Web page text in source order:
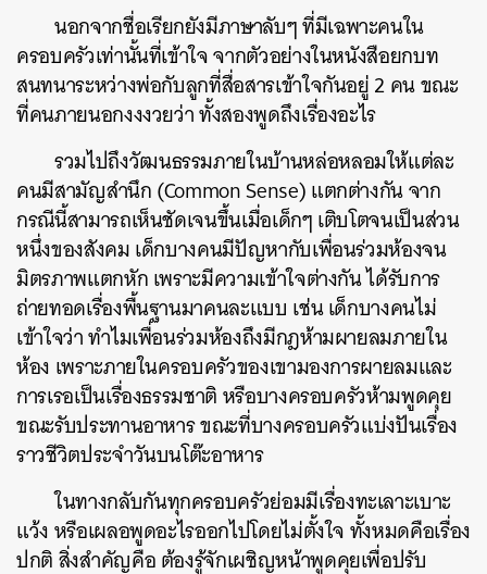
นอกจากชื่อเรียกยังมีภาษาลับๆ ที่มีเฉพาะคนใน
ครอบครัวเท่านั้นที่เข้าใจ จากตัวอย่างในหนังสือยกบท
สนทนาระหว่างพ่อกับลูกที่สื่อสารเข้าใจกันอยู่ 2 คน ขณะ
ที่คนภายนอกงงงวยว่า ทั้งสองพูดถึงเรื่องอะไร
รวมไปถึงวัฒนธรรมภายในบ้านหล่อหลอมให้แต่ละ
คนมีสามัญสำนึก (Common Sense) แตกต่างกัน จาก
กรณีนี้สามารถเห็นชัดเจนขึ้นเมื่อเด็กๆ เติบโตจนเป็นส่วน
หนึ่งของสังคม เด็กบางคนมีปัญหากับเพื่อนร่วมห้องจน
มิตรภาพแตกหัก เพราะมีความเข้าใจต่างกัน ได้รับการ
ถ่ายทอดเรื่องพื้นฐานมาคนละแบบ เช่น เด็กบางคนไม่
เข้าใจว่า ทำไมเพื่อนร่วมห้องถึงมีกฎห้ามผายลมภายใน
ห้อง เพราะภายในครอบครัวของเขามองการผายลมและ
การเรอเป็นเรื่องธรรมชาติ หรือบางครอบครัวห้ามพูดคุย
ขณะรับประทานอาหาร ขณะที่บางครอบครัวแบ่งปันเรื่อง
ราวชีวิตประจำวันบนโต๊ะอาหาร
ในทางกลับกันทุกครอบครัวย่อมมีเรื่องทะเลาะเบาะ
แว้ง หรือเผลอพูดอะไรออกไปโดยไม่ตั้งใจ ทั้งหมดคือเรื่อง
ปกติ สิ่งสำคัญคือ ต้องรู้จักเผชิญหน้าพูดคุยเพื่อปรับ